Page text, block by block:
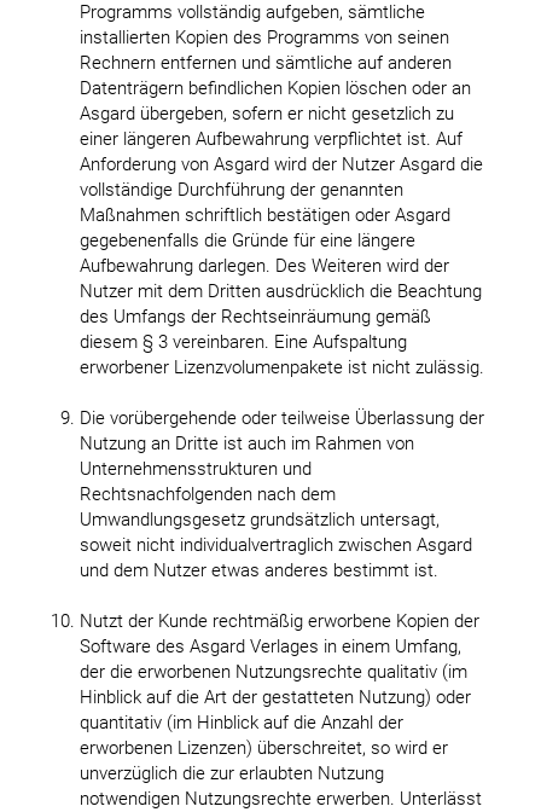
Programms vollständig aufgeben, sämtliche
installierten Kopien des Programms von seinen
Rechnern entfernen und sämtliche auf anderen
Datenträgern befindlichen Kopien löschen oder an
Asgard übergeben, sofern er nicht gesetzlich zu
einer längeren Aufbewahrung verpflichtet ist. Auf
Anforderung von Asgard wird der Nutzer Asgard die
vollständige Durchführung der genannten
Maßnahmen schriftlich bestätigen oder Asgard
gegebenenfalls die Gründe für eine längere
Aufbewahrung darlegen. Des Weiteren wird der
Nutzer mit dem Dritten ausdrücklich die Beachtung
des Umfangs der Rechtseinräumung gemäß
diesem § 3 vereinbaren. Eine Aufspaltung
erworbener Lizenzvolumenpakete ist nicht zulässig.
Die vorübergehende oder teilweise Überlassung der
Nutzung an Dritte ist auch im Rahmen von
Unternehmensstrukturen und
Rechtsnachfolgenden nach dem
Umwandlungsgesetz grundsätzlich untersagt,
soweit nicht individualvertraglich zwischen Asgard
und dem Nutzer etwas anderes bestimmt ist.
Nutzt der Kunde rechtmäßig erworbene Kopien der
Software des Asgard Verlages in einem Umfang,
der die erworbenen Nutzungsrechte qualitativ (im
Hinblick auf die Art der gestatteten Nutzung) oder
quantitativ (im Hinblick auf die Anzahl der
erworbenen Lizenzen) überschreitet, so wird er
unverzüglich die zur erlaubten Nutzung
notwendigen Nutzungsrechte erwerben. Unterlässt